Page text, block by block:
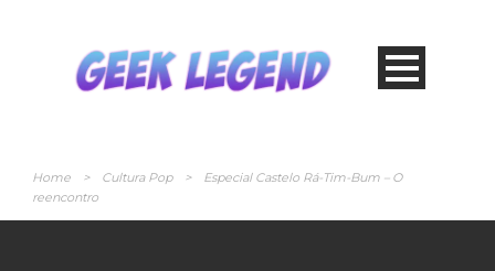
Home > Cultura Pop >
Especial Castelo Rá-Tim-Bum – O
reencontro